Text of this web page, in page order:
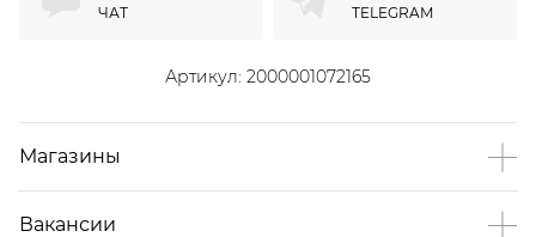
Артикул: 2000001072165
ЧАТ TELEGRAM
Магазины
Вакансии